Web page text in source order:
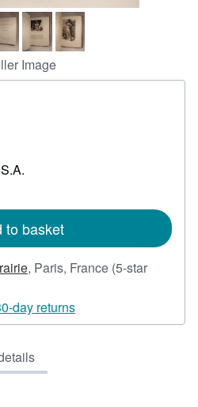
Image
to basket
, Paris, France (5-star
day returns